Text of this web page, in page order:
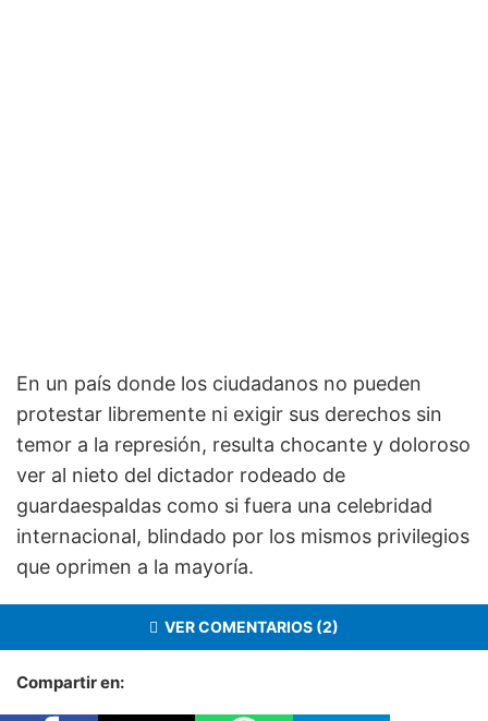
En un país donde los ciudadanos no pueden
protestar libremente ni exigir sus derechos sin
temor a la represión, resulta chocante y doloroso
ver al nieto del dictador rodeado de
guardaespaldas como si fuera una celebridad
internacional, blindado por los mismos privilegios
que oprimen a la mayoría.
VER COMENTARIOS (2)
Compartir en: